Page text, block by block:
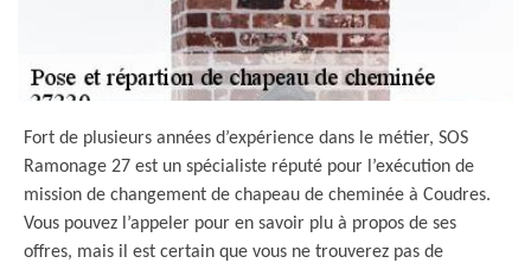
Fort de plusieurs années d’expérience dans le métier, SOS
Ramonage 27 est un spécialiste réputé pour l’exécution de
mission de changement de chapeau de cheminée à Coudres.
Vous pouvez l’appeler pour en savoir plu à propos de ses
offres, mais il est certain que vous ne trouverez pas de